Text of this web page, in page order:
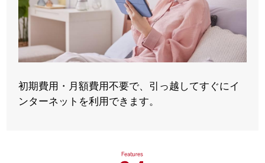
初期費用・月額費用不要で、引っ越してすぐにイ
ンターネットを利用できます。